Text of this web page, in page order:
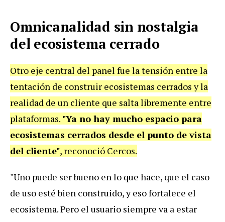
Omnicanalidad sin nostalgia
del ecosistema cerrado
Otro eje central del panel fue la tensión entre la
tentación de construir ecosistemas cerrados y la
realidad de un cliente que salta libremente entre
plataformas. "Ya no hay mucho espacio para
ecosistemas cerrados desde el punto de vista
del cliente", reconoció Cercos.
"Uno puede ser bueno en lo que hace, que el caso
de uso esté bien construido, y eso fortalece el
ecosistema. Pero el usuario siempre va a estar